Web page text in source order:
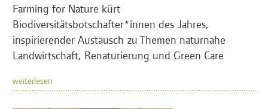
Farming for Nature kürt
Biodiversitätsbotschafter*innen des Jahres,
inspirierender Austausch zu Themen naturnahe
Landwirtschaft, Renaturierung und Green Care
weiterlesen